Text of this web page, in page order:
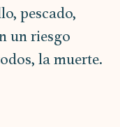
pescado,
un riesgo
la muerte.